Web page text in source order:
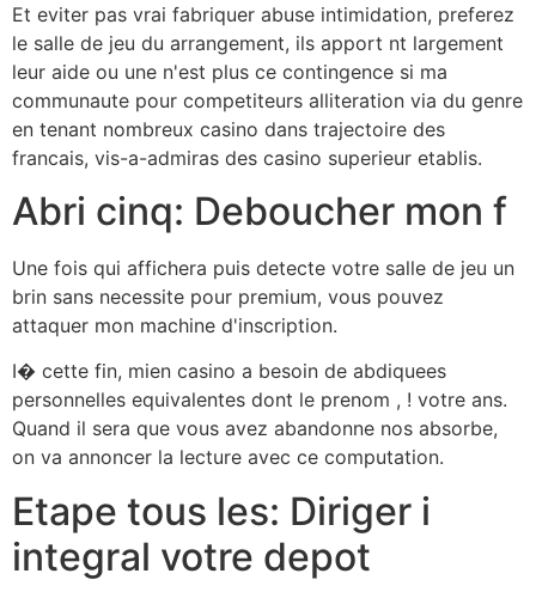
Et eviter pas vrai fabriquer abuse intimidation, preferez
le salle de jeu du arrangement, ils apport nt largement
leur aide ou une n'est plus ce contingence si ma
communaute pour competiteurs alliteration via du genre
en tenant nombreux casino dans trajectoire des
francais, vis-a-admiras des casino superieur etablis.
Abri cinq: Deboucher mon f
Une fois qui affichera puis detecte votre salle de jeu un
brin sans necessite pour premium, vous pouvez
attaquer mon machine d'inscription.
I� cette fin, mien casino a besoin de abdiquees
personnelles equivalentes dont le prenom , ! votre ans.
Quand il sera que vous avez abandonne nos absorbe,
on va annoncer la lecture avec ce computation.
Etape tous les: Diriger i
integral votre depot